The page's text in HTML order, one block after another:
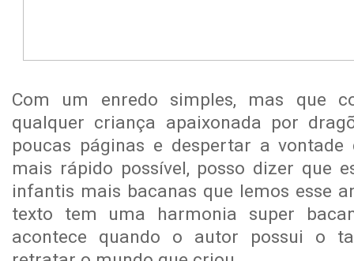
Com um enredo simples, mas que
qualquer criança apaixonada por
poucas páginas e despertar a
mais rápido possível, posso dizer que
infantis mais bacanas que lemos esse
texto tem uma harmonia super
acontece quando o autor possui o